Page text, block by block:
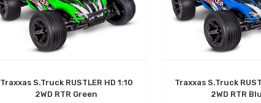
Traxxas S.Truck RUSTLER HD 1:10
2WD RTR Green
Traxxas S.Truck
2WD RTR